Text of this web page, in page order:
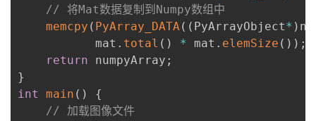
// 将Mat数据复制到Numpy数组中
memcpy ( PyArray_DATA( ( PyArrayObject* )
           mat
. total ( ) * mat . elemSize ( ) ) ;
return numpyArray ;
}
int
main ( )
{
// 加载图像文件